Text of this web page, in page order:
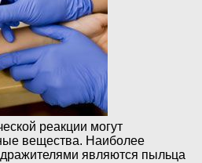
реакции могут
вещества. Наиболее
являются пыльца